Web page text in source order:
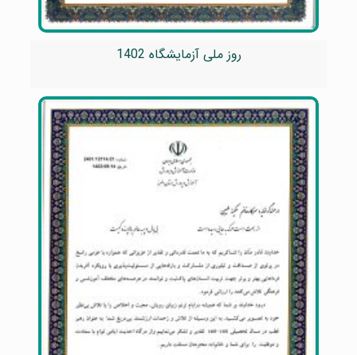
روز ملی آزمایشگاه 1402